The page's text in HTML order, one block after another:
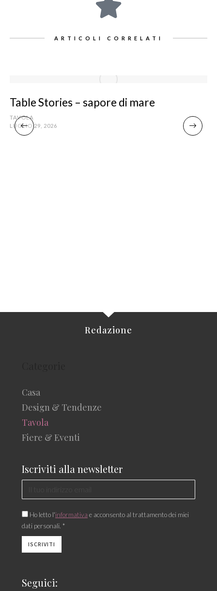
ARTICOLI CORRELATI
Table Stories – sapore di mare
TAVOLA
LUGLIO 29, 2026
Redazione
Casa
Design & Tendenze
Tavola
Fiere & Eventi
Iscriviti alla newsletter
Ho letto l'informativa e acconsento al trattamento dei miei
dati personali. *
Seguici: